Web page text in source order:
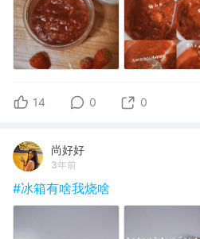
14 0 0
尚好好
3年前
#冰箱有啥我烧啥